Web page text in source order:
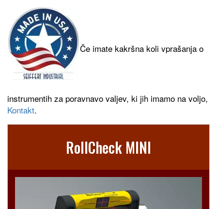
Če imate kakršna koli vprašanja o
instrumentih za poravnavo valjev, ki jih imamo na voljo,
Kontakt.
RollCheck MINI